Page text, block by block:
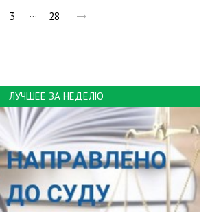
3 … 28
ЛУЧШЕЕ ЗА НЕДЕЛЮ